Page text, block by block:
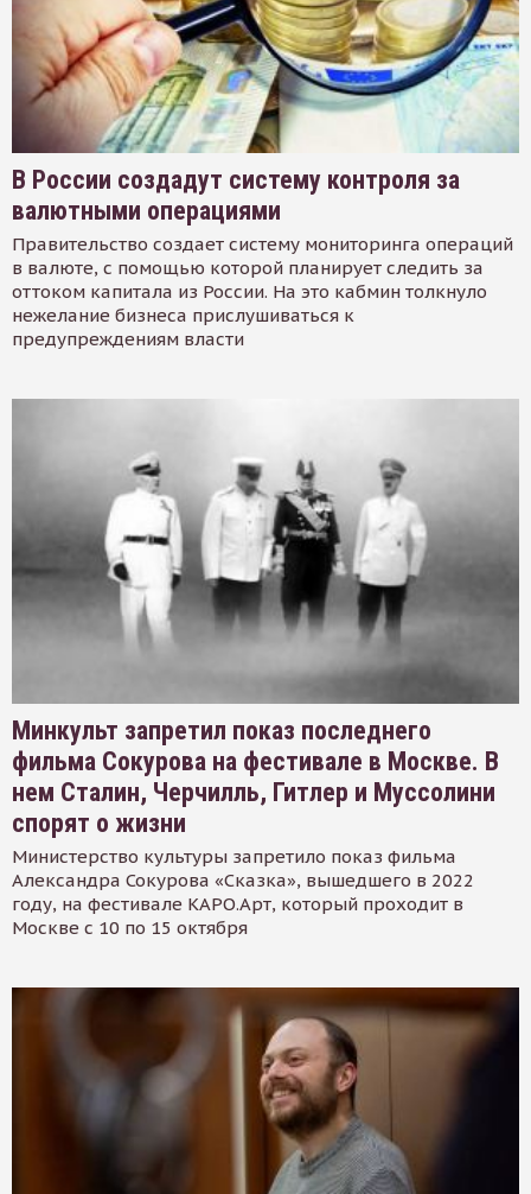
В России создадут систему контроля за
валютными операциями
Правительство создает систему мониторинга операций
в валюте, с помощью которой планирует следить за
оттоком капитала из России. На это кабмин толкнуло
нежелание бизнеса прислушиваться к
предупреждениям власти
Минкульт запретил показ последнего
фильма Сокурова на фестивале в Москве. В
нем Сталин, Черчилль, Гитлер и Муссолини
спорят о жизни
Министерство культуры запретило показ фильма
Александра Сокурова «Сказка», вышедшего в 2022
году, на фестивале КАРО.Арт, который проходит в
Москве с 10 по 15 октября